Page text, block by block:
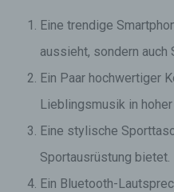
Eine trendige
aussieht, sondern auch
Ein Paar hochwertiger
Lieblingsmusik in
Eine stylische
Sportausrüstung bietet.
Ein Bluetooth-